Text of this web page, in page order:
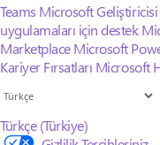
Teams Microsoft Geliştiricisi
uygulamaları için destek
Marketplace Microsoft
Kariyer Fırsatları Microsoft
Türkçe (Türkiye)